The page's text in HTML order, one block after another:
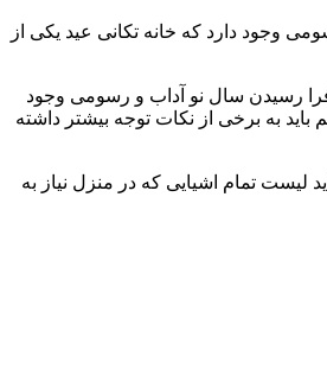
وجود دارد که خانه تکانی عید یکی از
رسیدن سال نو آداب و رسومی وجود
به برخی از نکات توجه بیشتر داشته
لیست تمام اشیایی که در منزل نیاز به